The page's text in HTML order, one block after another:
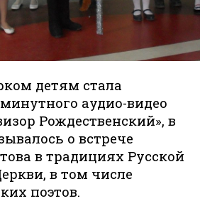
детям стала
аудио-видео
Рождественский», в
о встрече
в традициях Русской
в том числе
поэтов.